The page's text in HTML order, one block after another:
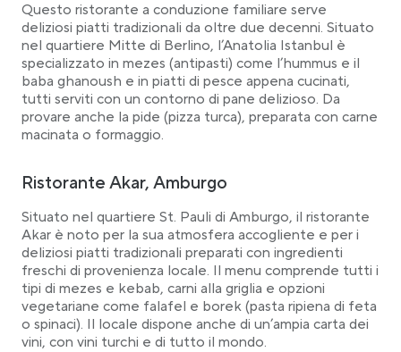
Questo ristorante a conduzione familiare serve
deliziosi piatti tradizionali da oltre due decenni. Situato
nel quartiere Mitte di Berlino, l’Anatolia Istanbul è
specializzato in mezes (antipasti) come l’hummus e il
baba ghanoush e in piatti di pesce appena cucinati,
tutti serviti con un contorno di pane delizioso. Da
provare anche la pide (pizza turca), preparata con carne
macinata o formaggio.
Ristorante Akar, Amburgo
Situato nel quartiere St. Pauli di Amburgo, il ristorante
Akar è noto per la sua atmosfera accogliente e per i
deliziosi piatti tradizionali preparati con ingredienti
freschi di provenienza locale. Il menu comprende tutti i
tipi di mezes e kebab, carni alla griglia e opzioni
vegetariane come falafel e borek (pasta ripiena di feta
o spinaci). Il locale dispone anche di un’ampia carta dei
vini, con vini turchi e di tutto il mondo.